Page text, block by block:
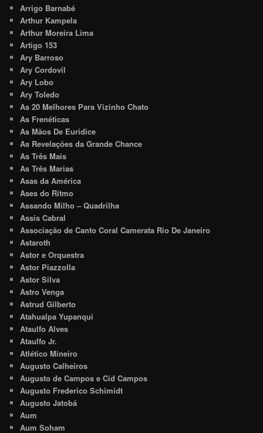
Arrigo Barnabé
Arthur Kampela
Arthur Moreira Lima
Artigo 153
Ary Barroso
Ary Cordovil
Ary Lobo
Ary Toledo
As 20 Melhores Para Vizinho Chato
As Frenéticas
As Mãos De Euridice
As Revelações da Grande Chance
As Três Mais
As Três Marias
Asas da América
Ases do Ritmo
Assando Milho – Quadrilha
Assis Cabral
Associação de Canto Coral Camerata Rio De Janeiro
Astaroth
Astor e Orquestra
Astor Piazzolla
Astor Silva
Astro Venga
Astrud Gilberto
Atahualpa Yupanqui
Ataulfo Alves
Ataulfo Jr.
Atlético Mineiro
Augusto Calheiros
Augusto de Campos e Cid Campos
Augusto Frederico Schimidt
Augusto Jatobá
Aum
Aum Soham